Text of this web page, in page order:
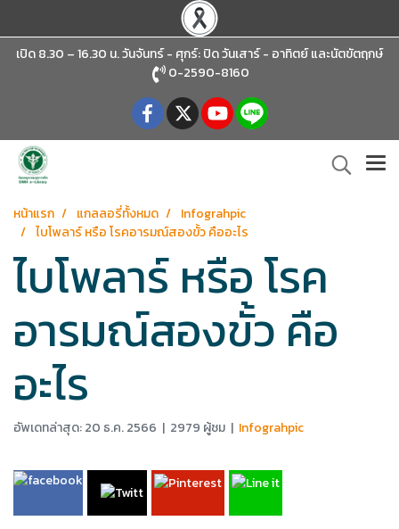
เปิด 8.30 – 16.30 น. วันจันทร์ - ศุกร์: ปิด วันเสาร์ - อาทิตย์และนัตขัตฤกษ์
0-2590-8160
หน้าแรก แกลลอรี่ทั้งหมด
Infograhpic
ไบโพลาร์ หรือ โรคอารมณ์สองขั้ว คืออะไร
ไบโพลาร์ หรือ โรค
อารมณ์สองขั้ว คือ
อะไร
อัพเดทล่าสุด: 20 ธ.ค. 2566 | 2979 ผู้ชม | Infograhpic